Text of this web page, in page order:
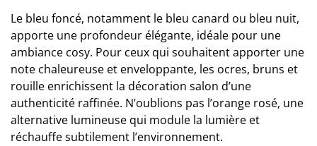
Le bleu foncé, notamment le bleu canard ou bleu nuit,
apporte une profondeur élégante, idéale pour une
ambiance cosy. Pour ceux qui souhaitent apporter une
note chaleureuse et enveloppante, les ocres, bruns et
rouille enrichissent la décoration salon d’une
authenticité raffinée. N’oublions pas l’orange rosé, une
alternative lumineuse qui module la lumière et
réchauffe subtilement l’environnement.